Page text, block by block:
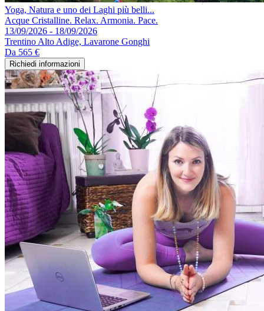
Yoga, Natura e uno dei Laghi più belli...
Acque Cristalline. Relax. Armonia. Pace.
13/09/2026 - 18/09/2026
Trentino Alto Adige, Lavarone Gonghi
Da 565 €
Richiedi informazioni